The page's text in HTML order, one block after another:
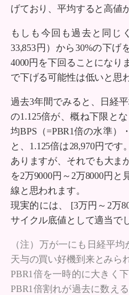
げており、平均すると高値
もしも今回も過去と同じ
33,853円）から30%の下
4000円を下回ることになり
で下げる可能性は低いと思
過去3年間でみると、日経
の1.125倍が、概ね下限と
均BPS（=PBR1倍の水準）
と、1.125倍は28,970円で
ありますが、それでも大ま
を2万9000円～2万8000円
線と思われます。
現実的には、 [3万円～2万
サイクル底値として適当で
（注）万が一にも日経平均
天与の買い好機到来とみら
PBR1倍を一時的に大きく
PBR1倍割れが過去に数え